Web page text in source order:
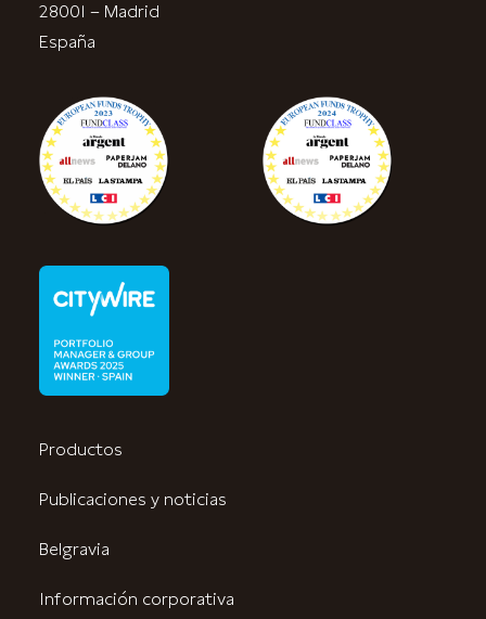
28001 – Madrid
España
Productos
Publicaciones y noticias
Belgravia
Información corporativa